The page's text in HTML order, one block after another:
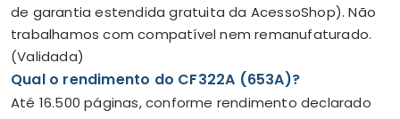
de garantia estendida gratuita da AcessoShop). Não
trabalhamos com compatível nem remanufaturado.
(Validada)
Qual o rendimento do CF322A (653A)?
Até 16.500 páginas, conforme rendimento declarado